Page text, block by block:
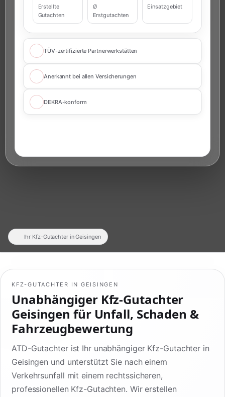
Erstellte
Gutachten
Ø
Erstgutachten
Einsatzgebiet
TÜV-zertifizierte Partnerwerkstätten
Anerkannt bei allen Versicherungen
DEKRA-konform
KFZ-GUTACHTER IN GEISINGEN
Unabhängiger Kfz-Gutachter
Geisingen für Unfall, Schaden &
Fahrzeugbewertung
ATD-Gutachter ist Ihr unabhängiger Kfz-Gutachter in
Geisingen und unterstützt Sie nach einem
Verkehrsunfall mit einem rechtssicheren,
professionellen Kfz-Gutachten. Wir erstellen
Ihr Kfz-Gutachter in Geisingen